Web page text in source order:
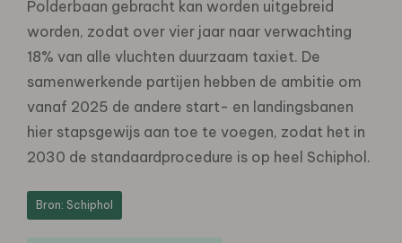
Polderbaan gebracht kan worden uitgebreid
worden, zodat over vier jaar naar verwachting
18% van alle vluchten duurzaam taxiet. De
samenwerkende partijen hebben de ambitie om
vanaf 2025 de andere start- en landingsbanen
hier stapsgewijs aan toe te voegen, zodat het in
2030 de standaardprocedure is op heel Schiphol.
Bron: Schiphol